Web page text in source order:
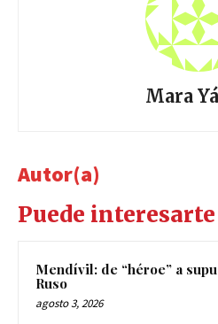
Mara
Autor(a)
Puede interesarte
Mendívil: de “héroe” a
Ruso
agosto 3, 2026